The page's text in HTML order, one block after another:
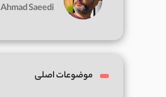
Ahmad Saeedi
موضوعات اصلی